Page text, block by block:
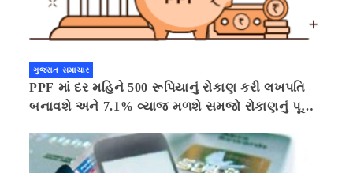
ગુજરાત સમાચાર
PPF માં દર મહિને 500 રૂપિયાનું રોકાણ કરી લખપતિ
બનાવશે અને 7.1% વ્યાજ મળશે સમજો રોકાણનું પૂરું